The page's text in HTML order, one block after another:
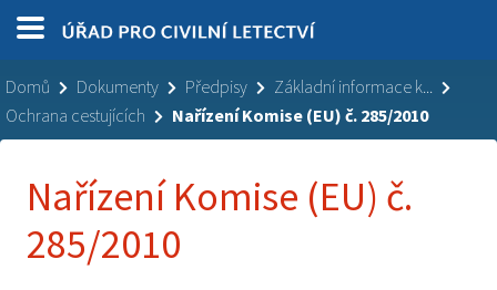
Domů Dokumenty Předpisy
Základní informace k...
Ochrana cestujících
Nařízení Komise (EU) č. 285/2010
Nařízení Komise (EU) č.
285/2010